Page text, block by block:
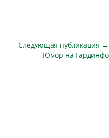
обеспечивать охрану
до проспекта Ленина, а…
Следующая публикация →
Юмор на Гардинфо